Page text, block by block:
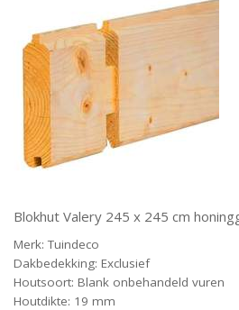
Blokhut Valery 245 x 245 cm
Merk: Tuindeco
Dakbedekking: Exclusief
Houtsoort: Blank onbehandeld vuren
Houtdikte: 19 mm